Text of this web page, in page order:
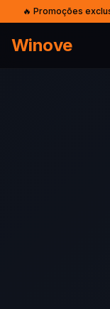
🔥 Promoções
Winove